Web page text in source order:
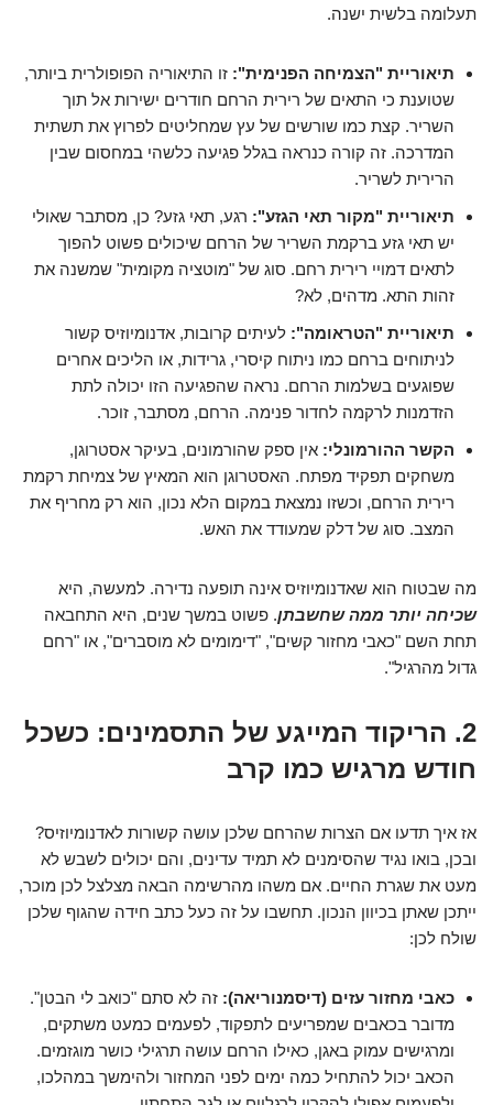
תעלומה בלשית ישנה.
תיאוריית "הצמיחה הפנימית": זו התיאוריה הפופולרית ביותר,
שטוענת כי התאים של רירית הרחם חודרים ישירות אל תוך
השריר. קצת כמו שורשים של עץ שמחליטים לפרוץ את תשתית
המדרכה. זה קורה כנראה בגלל פגיעה כלשהי במחסום שבין
הרירית לשריר.
תיאוריית "מקור תאי הגזע": רגע, תאי גזע? כן, מסתבר שאולי
יש תאי גזע ברקמת השריר של הרחם שיכולים פשוט להפוך
לתאים דמויי רירית רחם. סוג של "מוטציה מקומית" שמשנה את
זהות התא. מדהים, לא?
תיאוריית "הטראומה": לעיתים קרובות, אדנומיוזיס קשור
לניתוחים ברחם כמו ניתוח קיסרי, גרידות, או הליכים אחרים
שפוגעים בשלמות הרחם. נראה שהפגיעה הזו יכולה לתת
הזדמנות לרקמה לחדור פנימה. הרחם, מסתבר, זוכר.
הקשר ההורמונלי: אין ספק שהורמונים, בעיקר אסטרוגן,
משחקים תפקיד מפתח. האסטרוגן הוא המאיץ של צמיחת רקמת
רירית הרחם, וכשזו נמצאת במקום הלא נכון, הוא רק מחריף את
המצב. סוג של דלק שמעודד את האש.
מה שבטוח הוא שאדנומיוזיס אינה תופעה נדירה. למעשה, היא
שכיחה יותר ממה שחשבתן. פשוט במשך שנים, היא התחבאה
תחת השם "כאבי מחזור קשים", "דימומים לא מוסברים", או "רחם
גדול מהרגיל".
2. הריקוד המייגע של התסמינים: כשכל
חודש מרגיש כמו קרב
אז איך תדעו אם הצרות שהרחם שלכן עושה קשורות לאדנומיוזיס?
ובכן, בואו נגיד שהסימנים לא תמיד עדינים, והם יכולים לשבש לא
מעט את שגרת החיים. אם משהו מהרשימה הבאה מצלצל לכן מוכר,
ייתכן שאתן בכיוון הנכון. תחשבו על זה כעל כתב חידה שהגוף שלכן
שולח לכן:
כאבי מחזור עזים (דיסמנוריאה): זה לא סתם "כואב לי הבטן".
מדובר בכאבים שמפריעים לתפקוד, לפעמים כמעט משתקים,
ומרגישים עמוק באגן, כאילו הרחם עושה תרגילי כושר מוגזמים.
הכאב יכול להתחיל כמה ימים לפני המחזור ולהימשך במהלכו,